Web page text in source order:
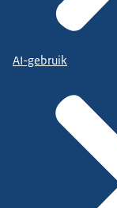
AI-gebruik